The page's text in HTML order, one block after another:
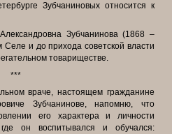
Зубчаниновых относится к
Зубчанинова (1868 –
и до прихода советской власти
товариществе.
***
враче, настоящем гражданине
Зубчанинове, напомню, что
его характера и личности
он воспитывался и обучался: